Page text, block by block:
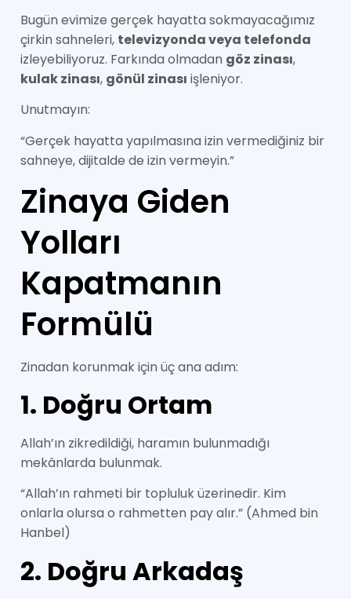
Bugün evimize gerçek hayatta sokmayacağımız
çirkin sahneleri, televizyonda veya telefonda
izleyebiliyoruz. Farkında olmadan göz zinası,
kulak zinası, gönül zinası işleniyor.
Unutmayın:
“Gerçek hayatta yapılmasına izin vermediğiniz bir
sahneye, dijitalde de izin vermeyin.”
Zinaya Giden
Yolları
Kapatmanın
Formülü
Zinadan korunmak için üç ana adım:
1. Doğru Ortam
Allah’ın zikredildiği, haramın bulunmadığı
mekânlarda bulunmak.
“Allah’ın rahmeti bir topluluk üzerinedir. Kim
onlarla olursa o rahmetten pay alır.” (Ahmed bin
Hanbel)
2. Doğru Arkadaş